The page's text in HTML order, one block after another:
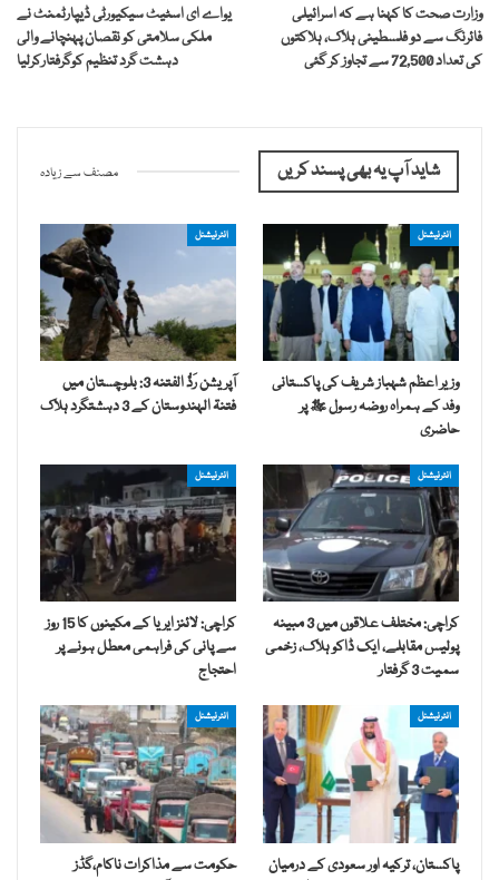
وزارت صحت کا کہنا ہے کہ اسرائیلی
فائرنگ سے دو فلسطینی ہلاک، ہلاکتوں
کی تعداد 72,500 سے تجاوز کر گئی
یواے ای اسٹیٹ سیکیورٹی ڈیپارٹمنٹ نے
ملکی سلامتی کو نقصان پہنچانے والی
دہشت گرد تنظیم کوگرفتارکرلیا
شاید آپ یہ بھی پسند کریں مصنف سے زیادہ
انٹرنیشنل
وزیر اعظم شہباز شریف کی پاکستانی
وفد کے ہمراہ روضہ رسول ﷺ پر
حاضری
انٹرنیشنل
آپریشن رَدُّ الفتنہ 3: بلوچستان میں
فتنۃ الہندوستان کے 3 دہشتگرد ہلاک
انٹرنیشنل
کراچی: مختلف علاقوں میں 3 مبینہ
پولیس مقابلے، ایک ڈاکو ہلاک، زخمی
سمیت 3 گرفتار
انٹرنیشنل
کراچی: لائنز ایریا کے مکینوں کا 15 روز
سے پانی کی فراہمی معطل ہونے پر
احتجاج
انٹرنیشنل
پاکستان، ترکیہ اور سعودی کے درمیان
انٹرنیشنل
حکومت سے مذاکرات ناکام،گڈز